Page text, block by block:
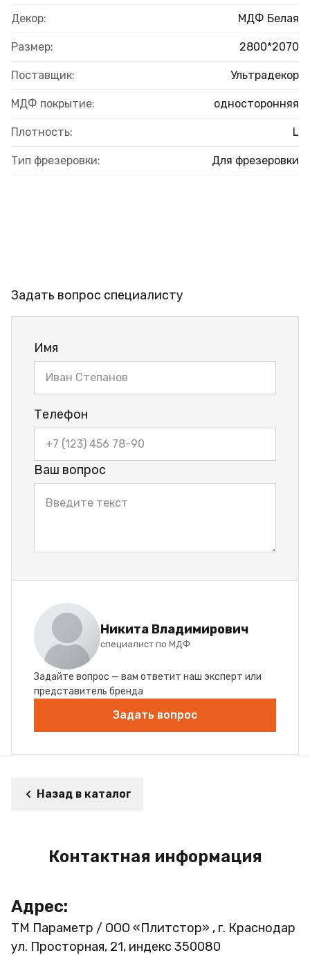
Декор: МДФ Белая
Размер: 2800*2070
Поставщик: Ультрадекор
МДФ покрытие: односторонняя
Плотность: L
Тип фрезеровки: Для фрезеровки
Задать вопрос специалисту
Имя
Телефон
Ваш вопрос
Никита Владимирович
специалист по МДФ
Задайте вопрос — вам ответит наш эксперт или
представитель бренда
Задать вопрос
Назад в каталог
Контактная информация
Адрес:
ТМ Параметр / ООО «Плитстор» , г. Краснодар
ул. Просторная, 21, индекс 350080